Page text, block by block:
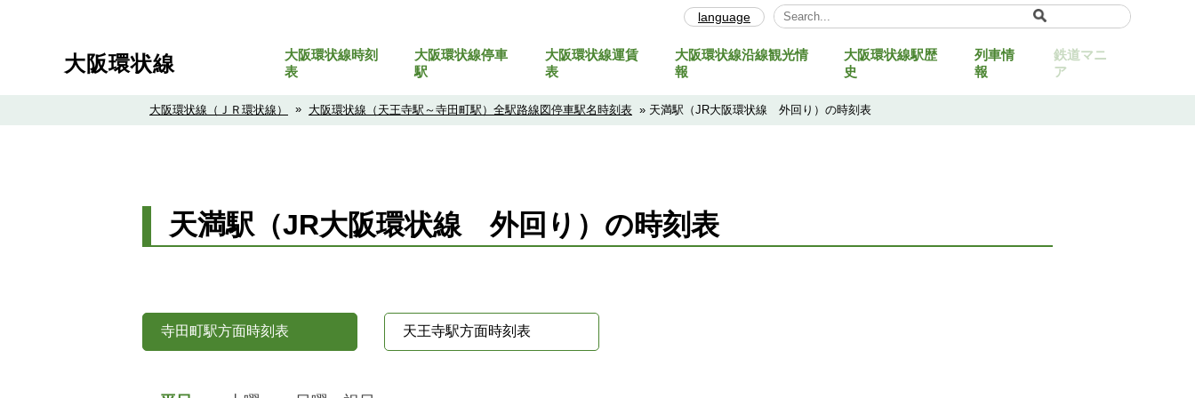
language
Select Language ▼
大阪環状線
大阪環状線時刻
表
大阪環状線停車
駅
大阪環状線運賃
表
大阪環状線沿線観光情
報
大阪環状線駅歴
史
列車情
報
鉄道マニ
ア
大阪環状線（ＪＲ環状線） » 大阪環状線（天王寺駅～寺田町駅）全駅路線図停車駅名時刻表 » 天満駅（JR大阪環状線 外回り）の時刻表
天満駅（JR大阪環状線 外回り）の時刻表
寺田町駅方面時刻表 天王寺駅方面時刻表